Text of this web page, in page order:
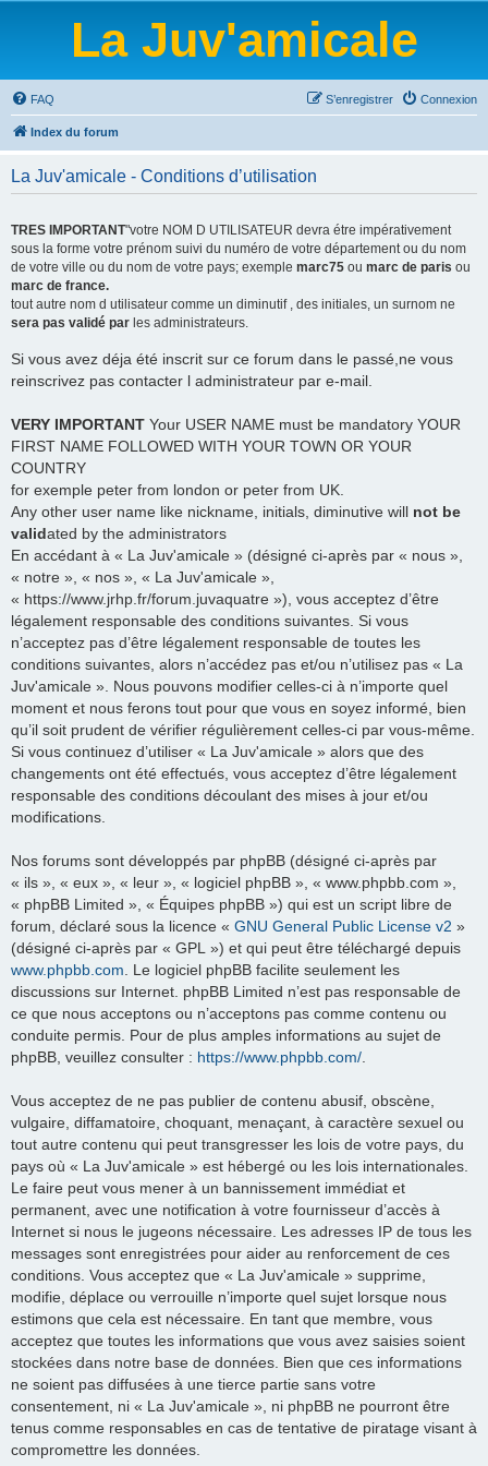
La Juv'amicale
FAQ Connexion
S’enregistrer
Index du forum
La Juv'amicale - Conditions d’utilisation
TRES IMPORTANT"votre NOM D UTILISATEUR devra étre impérativement
sous la forme votre prénom suivi du numéro de votre département ou du nom
de votre ville ou du nom de votre pays; exemple marc75 ou marc de paris ou
marc de france.
tout autre nom d utilisateur comme un diminutif , des initiales, un surnom ne
sera pas validé par les administrateurs.
Si vous avez déja été inscrit sur ce forum dans le passé,ne vous
reinscrivez pas contacter l administrateur par e-mail.
VERY IMPORTANT Your USER NAME must be mandatory YOUR
FIRST NAME FOLLOWED WITH YOUR TOWN OR YOUR
COUNTRY
for exemple peter from london or peter from UK.
Any other user name like nickname, initials, diminutive will not be
validated by the administrators
En accédant à « La Juv'amicale » (désigné ci-après par « nous »,
« notre », « nos », « La Juv'amicale »,
« https://www.jrhp.fr/forum.juvaquatre »), vous acceptez d’être
légalement responsable des conditions suivantes. Si vous
n’acceptez pas d’être légalement responsable de toutes les
conditions suivantes, alors n’accédez pas et/ou n’utilisez pas « La
Juv'amicale ». Nous pouvons modifier celles-ci à n’importe quel
moment et nous ferons tout pour que vous en soyez informé, bien
qu’il soit prudent de vérifier régulièrement celles-ci par vous-même.
Si vous continuez d’utiliser « La Juv'amicale » alors que des
changements ont été effectués, vous acceptez d’être légalement
responsable des conditions découlant des mises à jour et/ou
modifications.
Nos forums sont développés par phpBB (désigné ci-après par
« ils », « eux », « leur », « logiciel phpBB », « www.phpbb.com »,
« phpBB Limited », « Équipes phpBB ») qui est un script libre de
forum, déclaré sous la licence « GNU General Public License v2 »
(désigné ci-après par « GPL ») et qui peut être téléchargé depuis
www.phpbb.com. Le logiciel phpBB facilite seulement les
discussions sur Internet. phpBB Limited n’est pas responsable de
ce que nous acceptons ou n’acceptons pas comme contenu ou
conduite permis. Pour de plus amples informations au sujet de
phpBB, veuillez consulter : https://www.phpbb.com/.
Vous acceptez de ne pas publier de contenu abusif, obscène,
vulgaire, diffamatoire, choquant, menaçant, à caractère sexuel ou
tout autre contenu qui peut transgresser les lois de votre pays, du
pays où « La Juv'amicale » est hébergé ou les lois internationales.
Le faire peut vous mener à un bannissement immédiat et
permanent, avec une notification à votre fournisseur d’accès à
Internet si nous le jugeons nécessaire. Les adresses IP de tous les
messages sont enregistrées pour aider au renforcement de ces
conditions. Vous acceptez que « La Juv'amicale » supprime,
modifie, déplace ou verrouille n’importe quel sujet lorsque nous
estimons que cela est nécessaire. En tant que membre, vous
acceptez que toutes les informations que vous avez saisies soient
stockées dans notre base de données. Bien que ces informations
ne soient pas diffusées à une tierce partie sans votre
consentement, ni « La Juv'amicale », ni phpBB ne pourront être
tenus comme responsables en cas de tentative de piratage visant à
compromettre les données.